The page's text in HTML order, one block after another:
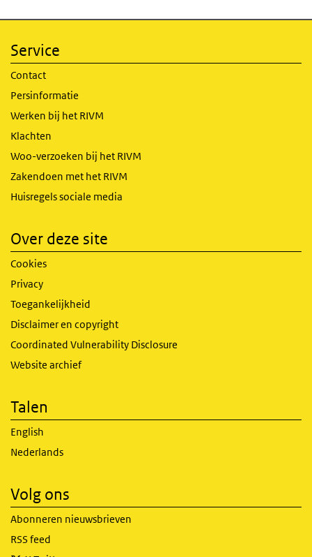
Service
Contact
Persinformatie
Werken bij het RIVM
Klachten
Woo-verzoeken bij het RIVM
Zakendoen met het RIVM
Huisregels sociale media
Over deze site
Cookies
Privacy
Toegankelijkheid
Disclaimer en copyright
Coordinated Vulnerability Disclosure
Website archief
Talen
English
Nederlands
Volg ons
Abonneren nieuwsbrieven
RSS feed